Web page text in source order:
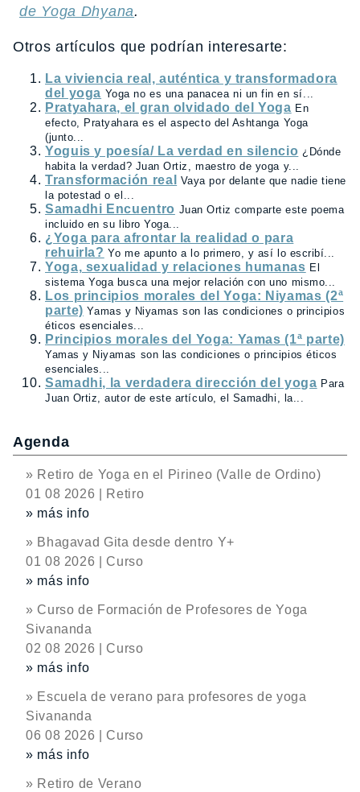
de Yoga Dhyana.
Otros artículos que podrían interesarte:
La viviencia real, auténtica y transformadora
del yoga Yoga no es una panacea ni un fin en sí...
Pratyahara, el gran olvidado del Yoga En
efecto, Pratyahara es el aspecto del Ashtanga Yoga
(junto...
Yoguis y poesía/ La verdad en silencio ¿Dónde
habita la verdad? Juan Ortiz, maestro de yoga y...
Transformación real
Vaya por delante que nadie tiene
la potestad o el...
Samadhi Encuentro Juan Ortiz comparte este poema
incluido en su libro Yoga...
¿Yoga para afrontar la realidad o para
rehuirla? Yo me apunto a lo primero, y así lo escribí...
Yoga, sexualidad y relaciones humanas El
sistema Yoga busca una mejor relación con uno mismo...
Los principios morales del Yoga: Niyamas (2ª
parte) Yamas y Niyamas son las condiciones o principios
éticos esenciales...
Principios morales del Yoga: Yamas (1ª parte)
Yamas y Niyamas son las condiciones o principios éticos
esenciales...
Samadhi, la verdadera dirección del yoga Para
Juan Ortiz, autor de este artículo, el Samadhi, la...
Agenda
» Retiro de Yoga en el Pirineo (Valle de Ordino)
01 08 2026 | Retiro
» más info
» Bhagavad Gita desde dentro Y+
01 08 2026 | Curso
» más info
» Curso de Formación de Profesores de Yoga
Sivananda
02 08 2026 | Curso
» más info
» Escuela de verano para profesores de yoga
Sivananda
06 08 2026 | Curso
» más info
» Retiro de Verano